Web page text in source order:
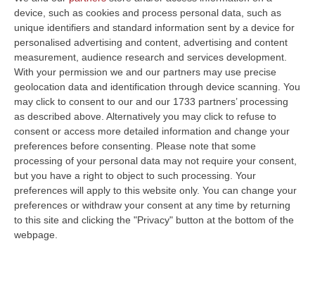
device, such as cookies and process personal data, such as
unique identifiers and standard information sent by a device for
personalised advertising and content, advertising and content
measurement, audience research and services development.
With your permission we and our partners may use precise
geolocation data and identification through device scanning. You
may click to consent to our and our 1733 partners’ processing
as described above. Alternatively you may click to refuse to
consent or access more detailed information and change your
preferences before consenting.
Please note that some
processing of your personal data may not require your consent,
but you have a right to object to such processing. Your
preferences will apply to this website only. You can change your
preferences or withdraw your consent at any time by returning
to this site and clicking the "Privacy" button at the bottom of the
webpage.
esempio, che avevano trovato interessanti e
importanti sbocchi commerciali in Russia
subiranno una notevole contrazione. Se a
questo si aggiunge l’insufficiente
remunerazione degli agrumi da industria, si
delinea un quadro preoccupante proprio
nell’imminenza della campagna agrumicola
che porterà nella Piana di Rosarno-Gioia
Tauro, come da stime della Cgil, un
contingente di oltre duemila lavoratori
extracomunitari che dovranno fare i conti con